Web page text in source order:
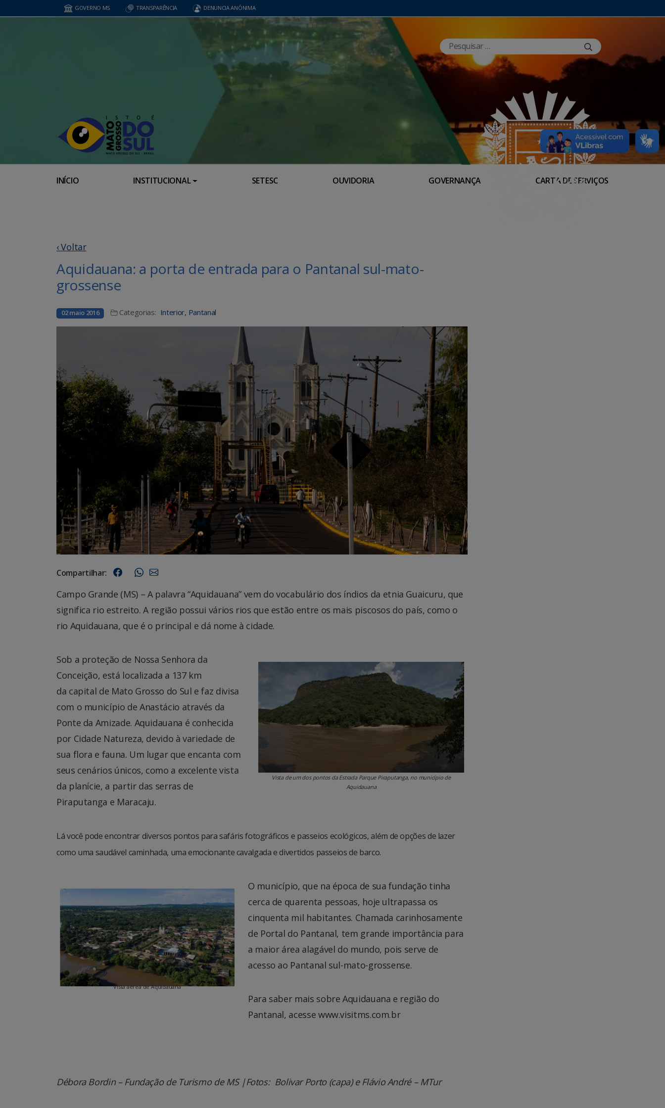
GOVERNO MS TRANSPARÊNCIA DENUNCIA ANÔNIMA
INÍCIO INSTITUCIONAL SETESC OUVIDORIA GOVERNANÇA CARTA DE SERVIÇOS
‹ Voltar
Aquidauana: a porta de entrada para o Pantanal sul-mato-
grossense
02 maio 2016 Categorias: Interior, Pantanal
Compartilhar:
Campo Grande (MS) – A palavra “Aquidauana” vem do vocabulário dos índios da etnia Guaicuru, que
significa rio estreito. A região possui vários rios que estão entre os mais piscosos do país, como o
rio Aquidauana, que é o principal e dá nome à cidade.
Vista de um dos pontos da Estrada Parque Piraputanga, no município de
Aquidauana
Sob a proteção de Nossa Senhora da
Conceição, está localizada a 137 km
da capital de Mato Grosso do Sul e faz divisa
com o município de Anastácio através da
Ponte da Amizade. Aquidauana é conhecida
por Cidade Natureza, devido à variedade de
sua flora e fauna. Um lugar que encanta com
seus cenários únicos, como a excelente vista
da planície, a partir das serras de
Piraputanga e Maracaju.
Lá você pode encontrar diversos pontos para safáris fotográficos e passeios ecológicos, além de opções de lazer
como uma saudável caminhada, uma emocionante cavalgada e divertidos passeios de barco.
Vista aérea de Aquidauana
O município, que na época de sua fundação tinha
cerca de quarenta pessoas, hoje ultrapassa os
cinquenta mil habitantes. Chamada carinhosamente
de Portal do Pantanal, tem grande importância para
a maior área alagável do mundo, pois serve de
acesso ao Pantanal sul-mato-grossense.
Para saber mais sobre Aquidauana e região do
Pantanal, acesse www.visitms.com.br
Débora Bordin – Fundação de Turismo de MS |Fotos: Bolivar Porto (capa) e Flávio André – MTur